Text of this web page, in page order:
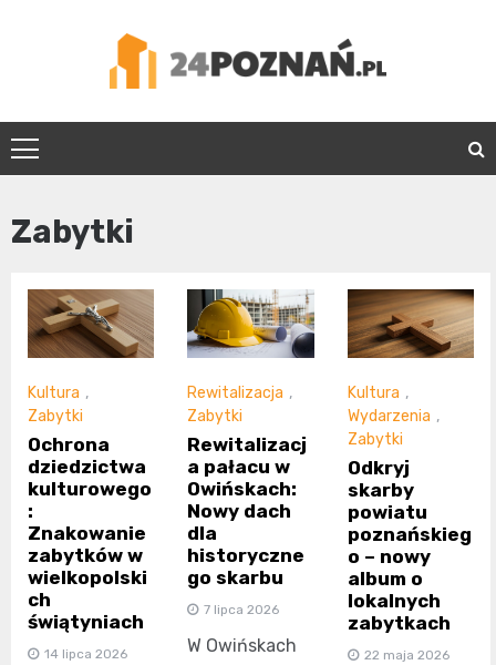
24Poznań.pl
Zabytki
Kultura ,
Zabytki
Ochrona
dziedzictwa
kulturowego
:
Znakowanie
zabytków w
wielkopolski
ch
świątyniach
14 lipca 2026
Rewitalizacja ,
Zabytki
Rewitalizacj
a pałacu w
Owińskach:
Nowy dach
dla
historyczne
go skarbu
7 lipca 2026
W Owińskach
Kultura ,
Wydarzenia ,
Zabytki
Odkryj
skarby
powiatu
poznańskieg
o – nowy
album o
lokalnych
zabytkach
22 maja 2026